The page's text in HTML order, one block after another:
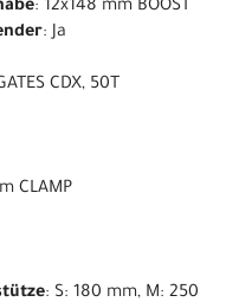
: 12x148 mm BOOST
: Ja
CDX, 50T
CLAMP
: S: 180 mm, M: 250